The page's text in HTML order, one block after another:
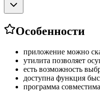
Особенности
приложение можно
утилита позволяет
есть возможность
доступна функция
программа